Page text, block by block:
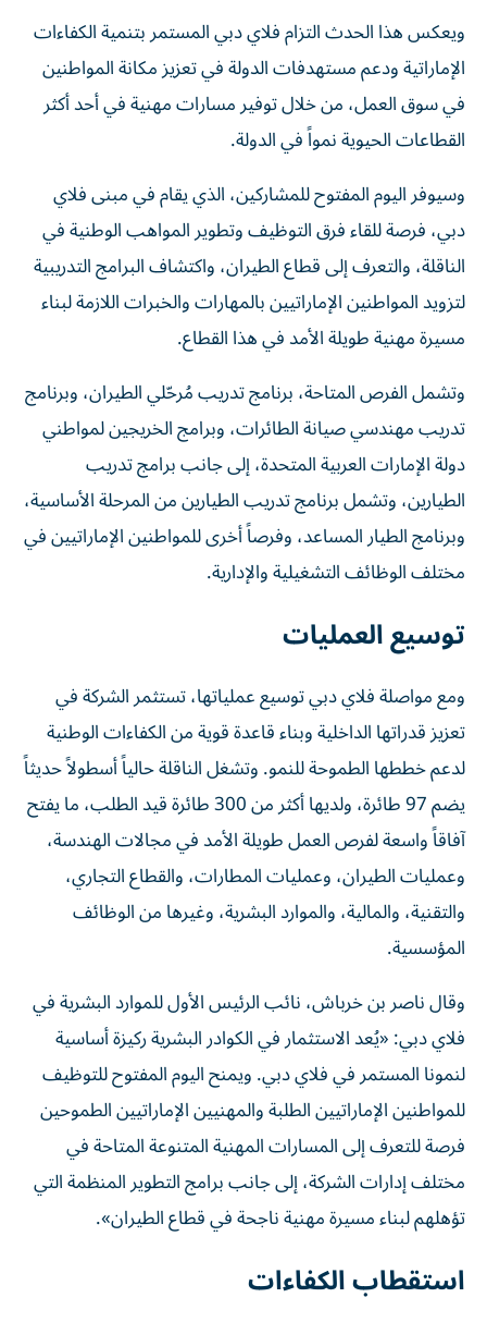
ويعكس هذا الحدث التزام فلاي دبي المستمر بتنمية الكفاءات
الإماراتية ودعم مستهدفات الدولة في تعزيز مكانة المواطنين
في سوق العمل، من خلال توفير مسارات مهنية في أحد أكثر
القطاعات الحيوية نمواً في الدولة.
وسيوفر اليوم المفتوح للمشاركين، الذي يقام في مبنى فلاي
دبي، فرصة للقاء فرق التوظيف وتطوير المواهب الوطنية في
الناقلة، والتعرف إلى قطاع الطيران، واكتشاف البرامج التدريبية
لتزويد المواطنين الإماراتيين بالمهارات والخبرات اللازمة لبناء
مسيرة مهنية طويلة الأمد في هذا القطاع.
وتشمل الفرص المتاحة، برنامج تدريب مُرحّلي الطيران، وبرنامج
تدريب مهندسي صيانة الطائرات، وبرامج الخريجين لمواطني
دولة الإمارات العربية المتحدة، إلى جانب برامج تدريب
الطيارين، وتشمل برنامج تدريب الطيارين من المرحلة الأساسية،
وبرنامج الطيار المساعد، وفرصاً أخرى للمواطنين الإماراتيين في
مختلف الوظائف التشغيلية والإدارية.
توسيع العمليات
ومع مواصلة فلاي دبي توسيع عملياتها، تستثمر الشركة في
تعزيز قدراتها الداخلية وبناء قاعدة قوية من الكفاءات الوطنية
لدعم خططها الطموحة للنمو. وتشغل الناقلة حالياً أسطولاً حديثاً
يضم 97 طائرة، ولديها أكثر من 300 طائرة قيد الطلب، ما يفتح
آفاقاً واسعة لفرص العمل طويلة الأمد في مجالات الهندسة،
وعمليات الطيران، وعمليات المطارات، والقطاع التجاري،
والتقنية، والمالية، والموارد البشرية، وغيرها من الوظائف
المؤسسية.
وقال ناصر بن خرباش، نائب الرئيس الأول للموارد البشرية في
فلاي دبي: «يُعد الاستثمار في الكوادر البشرية ركيزة أساسية
لنمونا المستمر في فلاي دبي. ويمنح اليوم المفتوح للتوظيف
للمواطنين الإماراتيين الطلبة والمهنيين الإماراتيين الطموحين
فرصة للتعرف إلى المسارات المهنية المتنوعة المتاحة في
مختلف إدارات الشركة، إلى جانب برامج التطوير المنظمة التي
تؤهلهم لبناء مسيرة مهنية ناجحة في قطاع الطيران».
استقطاب الكفاءات